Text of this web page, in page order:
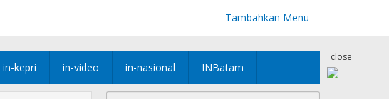
Tambahkan Menu
in-kepri in-video in-nasional INBatam
close